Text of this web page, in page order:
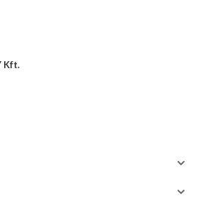
Kft.